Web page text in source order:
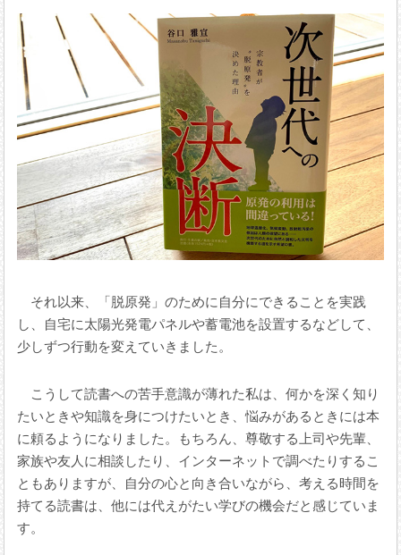
それ以来、「脱原発」のために自分にできることを実践
し、自宅に太陽光発電パネルや蓄電池を設置するなどして、
少しずつ行動を変えていきました。
こうして読書への苦手意識が薄れた私は、何かを深く知り
たいときや知識を身につけたいとき、悩みがあるときには本
に頼るようになりました。もちろん、尊敬する上司や先輩、
家族や友人に相談したり、インターネットで調べたりするこ
ともありますが、自分の心と向き合いながら、考える時間を
持てる読書は、他には代えがたい学びの機会だと感じていま
す。